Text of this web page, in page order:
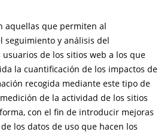
aquellas que permiten al
seguimiento y análisis del
de los sitios web a los que
la cuantificación de los impactos de
recogida mediante este tipo de
de la actividad de los sitios
con el fin de introducir mejoras
los datos de uso que hacen los